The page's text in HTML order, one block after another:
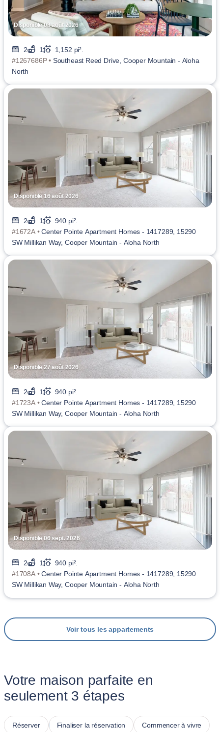
Disponible 08 août 2026
2 1
1,152 pi².
#1267686P • Southeast Reed Drive, Cooper Mountain - Aloha
North
Disponible 16 août 2026
2 1
940 pi².
#1672A •Center Pointe Apartment Homes - 1417289, 15290
SW Millikan Way, Cooper Mountain - Aloha North
Disponible 27 août 2026
2 1
940 pi².
#1723A •Center Pointe Apartment Homes - 1417289, 15290
SW Millikan Way, Cooper Mountain - Aloha North
Disponible 06 sept. 2026
2 1
940 pi².
#1708A •Center Pointe Apartment Homes - 1417289, 15290
SW Millikan Way, Cooper Mountain - Aloha North
Voir tous les appartements
Votre maison parfaite en
seulement 3 étapes
Réserver Finaliser la réservation Commencer à vivre